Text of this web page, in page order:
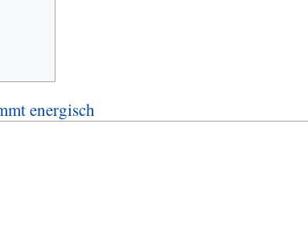
energisch